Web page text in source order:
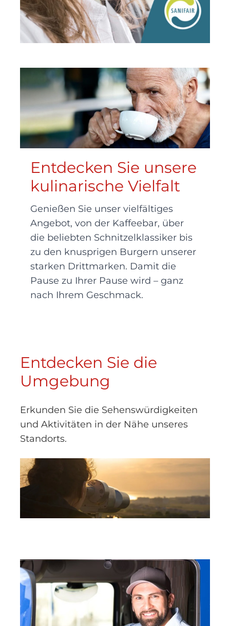
Entdecken Sie unsere
kulinarische Vielfalt
Genießen Sie unser vielfältiges
Angebot, von der Kaffeebar, über
die beliebten Schnitzelklassiker bis
zu den knusprigen Burgern unserer
starken Drittmarken. Damit die
Pause zu Ihrer Pause wird – ganz
nach Ihrem Geschmack.
Entdecken Sie die
Umgebung
Erkunden Sie die Sehenswürdigkeiten
und Aktivitäten in der Nähe unseres
Standorts.